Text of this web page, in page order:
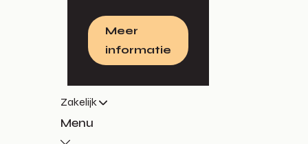
Meer
informatie
Zakelijk
Menu